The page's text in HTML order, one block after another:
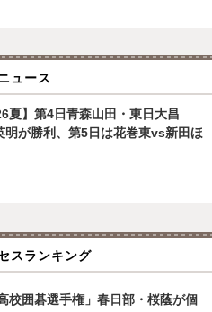
ュース
夏】第4日青森山田・東日大昌
明が勝利、第5日は花巻東vs新田ほ
スランキング
校囲碁選手権」春日部・桜蔭が個